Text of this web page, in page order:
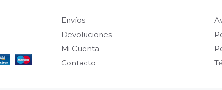
Envíos
Devoluciones
Mi Cuenta
Contacto